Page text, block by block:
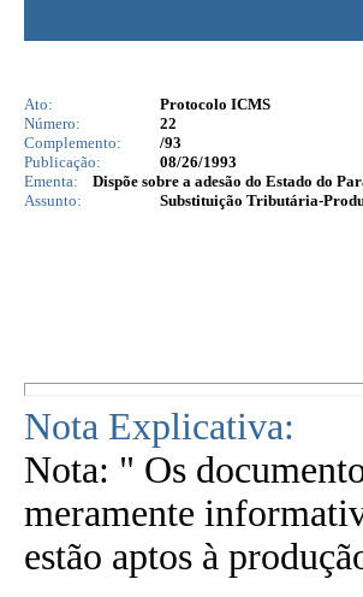
Ato:
Protocolo ICMS
Número:
22
Complemento:
/93
Publicação:
08/26/1993
Ementa:
Dispõe sobre a adesão do Estado do
Assunto:
Substituição Tributária-
Nota Explicativa:
Nota: " Os
meramente
estão aptos à